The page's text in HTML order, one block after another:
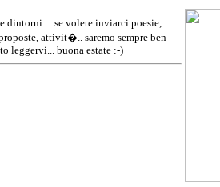
dintorni ... se volete inviarci poesie,
attivit�.. saremo sempre ben
leggervi... buona estate :-)